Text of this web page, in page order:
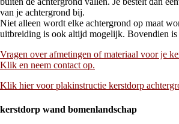
van je achtergrond bij.
Niet alleen wordt elke achtergrond op maat
uitbreiding is ook altijd mogelijk. Bovendien is
Vragen over afmetingen of materiaal voor je
Klik en neem contact op.
Klik hier voor plakinstructie kerstdorp
kerstdorp wand bomenlandschap